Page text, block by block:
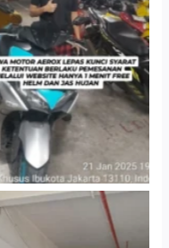
Cityplaza Jatinegara
Gedung Parkir P6A